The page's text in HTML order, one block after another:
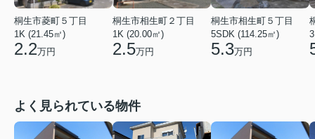
桐生市菱町５丁目
1K (21.45㎡)
2.2万円
桐生市相生町２丁目
1K (20.00㎡)
2.5万円
桐生市相生町５丁目
5SDK (114.25㎡)
5.3万円
よく見られている物件